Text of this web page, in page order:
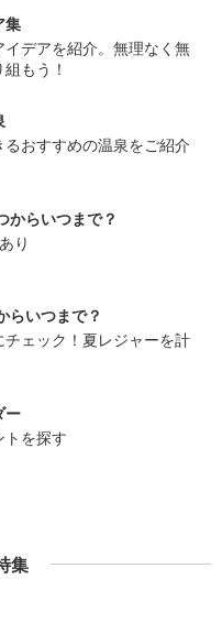
集
デアを紹介。無理なく無
もう！
おすすめの温泉をご紹介
からいつまで？
り
らいつまで？
ェック！夏レジャーを計
ー
トを探す
集